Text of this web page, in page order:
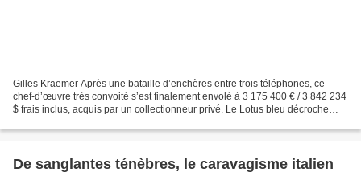
Gilles Kraemer Après une bataille d’enchères entre trois téléphones, ce
chef-d’œuvre très convoité s’est finalement envolé à 3 175 400 € / 3 842 234
$ frais inclus, acquis par un collectionneur privé. Le Lotus bleu décroche
De sanglantes ténèbres, le caravagisme italien